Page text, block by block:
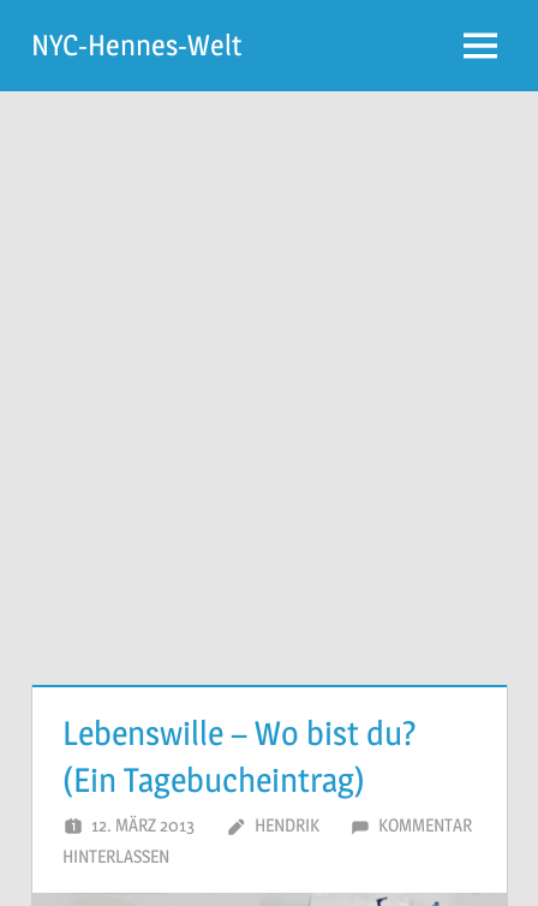
Inhalt
springen
NYC-Hennes-Welt Menü
Lebenswille – Wo bist du?
(Ein Tagebucheintrag)
12. MÄRZ 2013 HENDRIK
KOMMENTAR
HINTERLASSEN